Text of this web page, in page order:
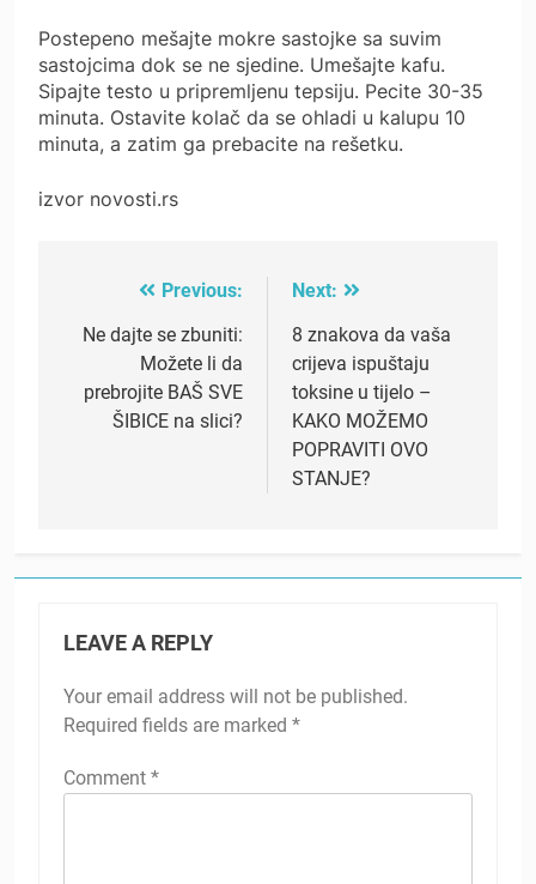
Postepeno mešajte mokre sastojke sa suvim
sastojcima dok se ne sjedine. Umešajte kafu.
Sipajte testo u pripremljenu tepsiju. Pecite 30-35
minuta. Ostavite kolač da se ohladi u kalupu 10
minuta, a zatim ga prebacite na rešetku.
izvor novosti.rs
navigation
Previous:
Ne dajte se zbuniti:
Možete li da
prebrojite BAŠ SVE
ŠIBICE na slici?
Next:
8 znakova da vaša
crijeva ispuštaju
toksine u tijelo –
KAKO MOŽEMO
POPRAVITI OVO
STANJE?
LEAVE A REPLY
Your email address will not be published.
Required fields are marked *
Comment *